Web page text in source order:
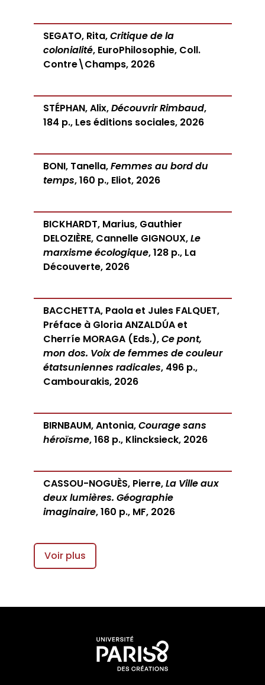
SEGATO, Rita,Critique de la
colonialité, EuroPhilosophie, Coll.
Contre\Champs, 2026
STÉPHAN, Alix,Découvrir Rimbaud,
184 p., Les éditions sociales, 2026
BONI, Tanella,Femmes au bord du
temps, 160 p., Eliot, 2026
BICKHARDT, Marius, Gauthier
DELOZIÈRE, Cannelle GIGNOUX,Le
marxisme écologique, 128 p., La
Découverte, 2026
BACCHETTA, Paola et Jules FALQUET,
Préface à Gloria ANZALDÚA et
Cherríe MORAGA (Eds.),Ce pont,
mon dos. Voix de femmes de couleur
étatsuniennes radicales, 496 p.,
Cambourakis, 2026
BIRNBAUM, Antonia,Courage sans
héroïsme, 168 p., Klincksieck, 2026
CASSOU-NOGUÈS, Pierre,La Ville aux
deux lumières. Géographie
imaginaire, 160 p., MF, 2026
Voir plus